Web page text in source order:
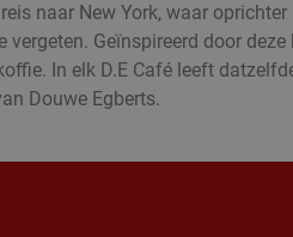
naar New York, waar
Geïnspireerd door
In elk D.E Café leeft
Douwe Egberts.